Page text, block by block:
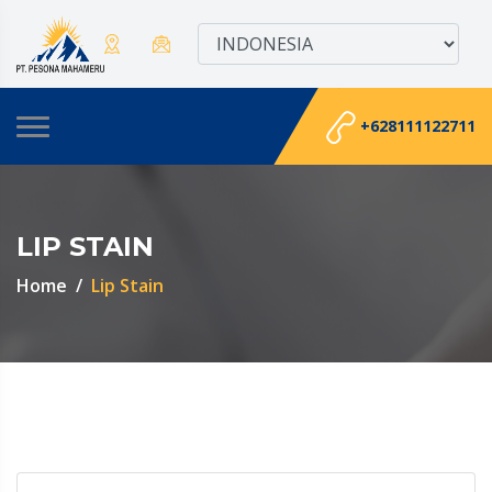
+628111122711
LIP STAIN
Home Lip Stain